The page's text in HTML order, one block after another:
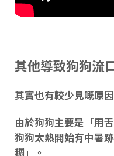
其他導致狗狗流
其實也有較少見嘅原
由於狗狗主要是「用
狗狗太熱開始有中暑
稠」。